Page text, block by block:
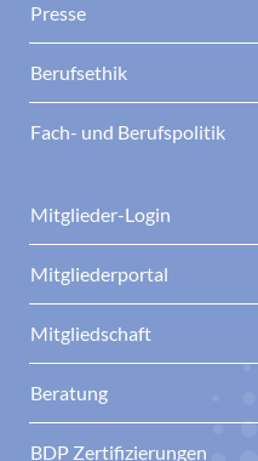
Presse
Berufsethik
Fach- und Berufspolitik
Mitglieder-Login
Mitgliederportal
Mitgliedschaft
Beratung
BDP Zertifizierungen